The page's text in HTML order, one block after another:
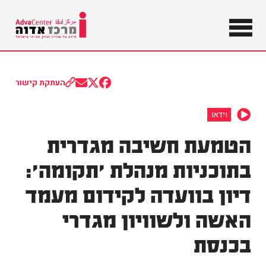
מרכז
אדוה
מידע על
שוויון וצדק
חברתי
בישראל
וידאו
הטמעת חשיבה מגדרית
בתוכניות מנהלת 'תקומה':
דיון בוועדה לקידום מעמד
האשה ולשוויון מגדרי
בכנסת
Share
Share
Shareהעתקת קישור